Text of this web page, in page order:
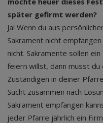
später gefirmt werden?
Ja! Wenn du aus
Sakrament nicht
nicht. Sakramente sollen
feiern willst, dann musst du
Zuständigen in deiner
Sucht zusammen nach
Sakrament empfangen
jeder Pfarre jährlich ein